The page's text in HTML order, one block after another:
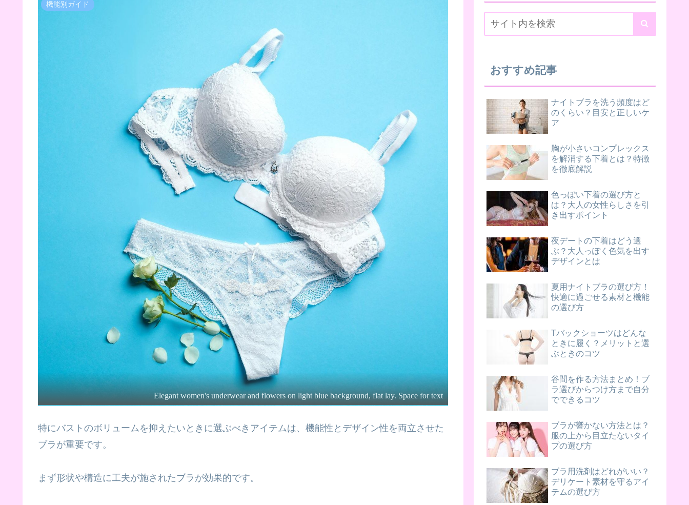
機能別ガイド
Elegant women's underwear and flowers on light blue background, flat lay. Space for text
特にバストのボリュームを抑えたいときに選ぶべきアイテムは、機能性とデザイン性を両立させた
ブラが重要です。
まず形状や構造に工夫が施されたブラが効果的です。
おすすめ記事
ナイトブラを洗う頻度はど
のくらい？目安と正しいケ
ア
胸が小さいコンプレックス
を解消する下着とは？特徴
を徹底解説
色っぽい下着の選び方と
は？大人の女性らしさを引
き出すポイント
夜デートの下着はどう選
ぶ？大人っぽく色気を出す
デザインとは
夏用ナイトブラの選び方！
快適に過ごせる素材と機能
の選び方
Tバックショーツはどんな
ときに履く？メリットと選
ぶときのコツ
谷間を作る方法まとめ！ブ
ラ選びからつけ方まで自分
でできるコツ
ブラが響かない方法とは？
服の上から目立たないタイ
プの選び方
ブラ用洗剤はどれがいい？
デリケート素材を守るアイ
テムの選び方